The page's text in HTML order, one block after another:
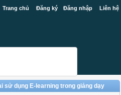
Trang chủ Đăng ký Đăng nhập Liên hệ
sử dụng E-learning trong giảng dạy